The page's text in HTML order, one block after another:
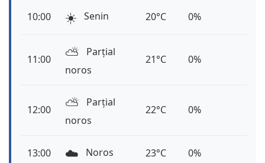
10:00 ☀️ Senin 20°C 0%
11:00 ⛅️
Parțial
noros
21°C 0%
12:00 ⛅️
Parțial
noros
22°C 0%
13:00 ☁️ Noros 23°C 0%